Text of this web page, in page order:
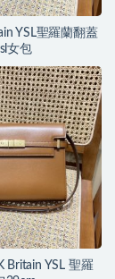
YSL聖羅蘭翻蓋
女包
Britain YSL 聖羅